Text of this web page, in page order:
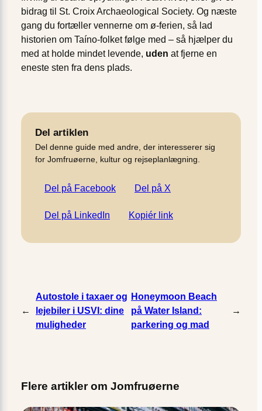
bidrag til St. Croix Archaeological Society. Og næste
gang du fortæller vennerne om ø-ferien, så lad
historien om Taíno-folket følge med – så hjælper du
med at holde mindet levende, uden at fjerne en
eneste sten fra dens plads.
Del artiklen
Del denne guide med andre, der interesserer sig
for Jomfruøerne, kultur og rejseplanlægning.
Del på Facebook Del på X
Del på LinkedIn Kopiér link
←
Autostole i taxaer og
lejebiler i USVI: dine
muligheder
Honeymoon Beach
på Water Island:
parkering og mad
→
Flere artikler om Jomfruøerne